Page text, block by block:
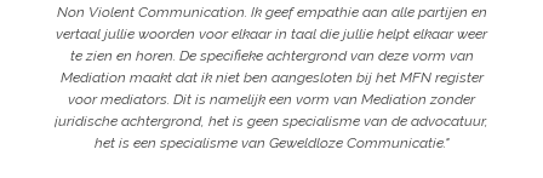
Non Violent Communication. Ik geef empathie aan alle partijen en
vertaal jullie woorden voor elkaar in taal die jullie helpt elkaar weer
te zien en horen. De specifieke achtergrond van deze vorm van
Mediation maakt dat ik niet ben aangesloten bij het MFN register
voor mediators. Dit is namelijk een vorm van Mediation zonder
juridische achtergrond, het is geen specialisme van de advocatuur,
het is een specialisme van Geweldloze Communicatie."